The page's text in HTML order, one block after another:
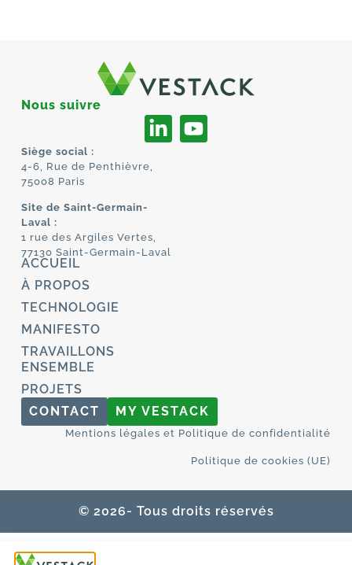
Nous suivre
Siège social :
4-6, Rue de Penthièvre,
75008 Paris
Site de Saint-Germain-
Laval :
1 rue des Argiles Vertes,
77130 Saint-Germain-Laval
ACCUEIL
À PROPOS
TECHNOLOGIE
MANIFESTO
TRAVAILLONS
ENSEMBLE
PROJETS
CONTACT
MY VESTACK
Mentions légales et Politique de confidentialité
Politique de cookies (UE)
© 2026- Tous droits réservés